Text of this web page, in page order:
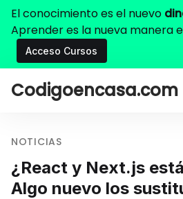
El conocimiento es el nuevo
Aprender es la nueva manera
Acceso Cursos
Codigoencasa.com
NOTICIAS
¿React y Next.js
Algo nuevo los